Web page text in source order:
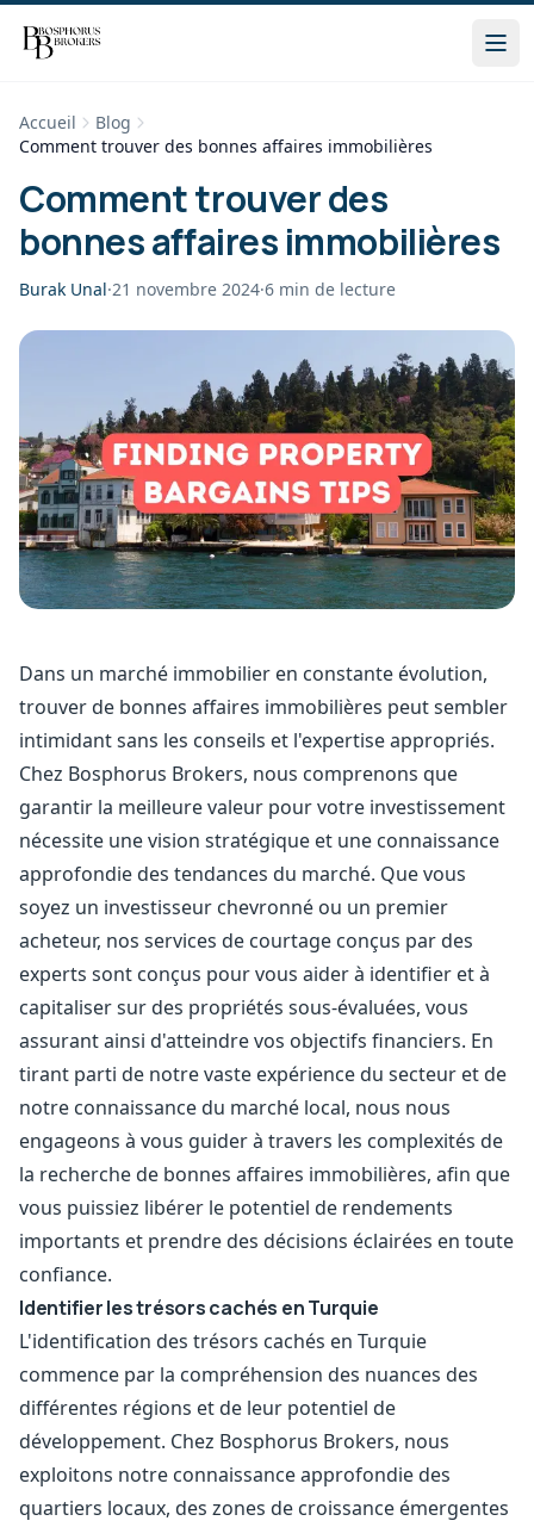
Accueil
Blog
Comment trouver des bonnes affaires immobilières
Comment trouver des
bonnes affaires immobilières
Burak Unal·21 novembre 2024·6 min de lecture
Dans un marché immobilier en constante évolution,
trouver de bonnes affaires immobilières peut sembler
intimidant sans les conseils et l'expertise appropriés.
Chez Bosphorus Brokers, nous comprenons que
garantir la meilleure valeur pour votre investissement
nécessite une vision stratégique et une connaissance
approfondie des tendances du marché. Que vous
soyez un investisseur chevronné ou un premier
acheteur, nos services de courtage conçus par des
experts sont conçus pour vous aider à identifier et à
capitaliser sur des propriétés sous-évaluées, vous
assurant ainsi d'atteindre vos objectifs financiers. En
tirant parti de notre vaste expérience du secteur et de
notre connaissance du marché local, nous nous
engageons à vous guider à travers les complexités de
la recherche de bonnes affaires immobilières, afin que
vous puissiez libérer le potentiel de rendements
importants et prendre des décisions éclairées en toute
confiance.
Identifier les trésors cachés en Turquie
L'identification des trésors cachés en Turquie
commence par la compréhension des nuances des
différentes régions et de leur potentiel de
développement. Chez Bosphorus Brokers, nous
exploitons notre connaissance approfondie des
quartiers locaux, des zones de croissance émergentes